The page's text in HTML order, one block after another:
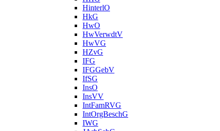
HinterlO
HkG
HwO
HwVerwdtV
HwVG
HZvG
IFG
IFGGebV
IfSG
InsO
InsVV
IntFamRVG
IntOrgBeschG
IWG